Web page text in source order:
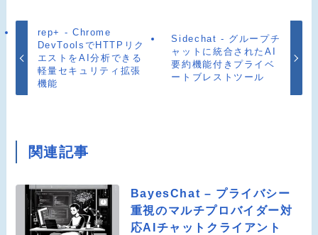
rep+ - Chrome
DevToolsでHTTPリク
エストをAI分析できる
軽量セキュリティ拡張
機能
Sidechat - グループチ
ャットに統合されたAI
要約機能付きプライベ
ートブレストツール
関連記事
BayesChat – プライバシー
重視のマルチプロバイダー対
応AIチャットクライアント